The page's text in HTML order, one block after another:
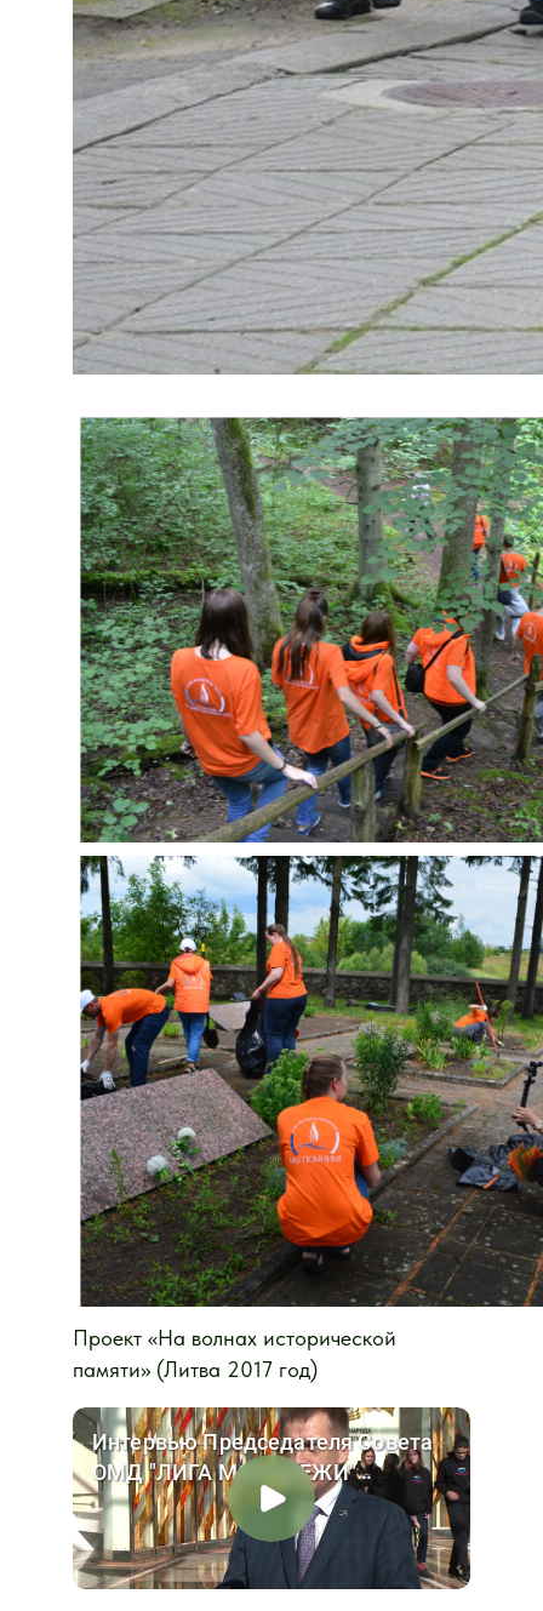
Проект «На волнах исторической
памяти» (Литва 2017 год)